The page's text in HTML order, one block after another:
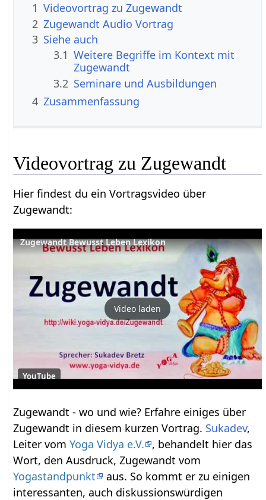
1
2
Zugewandt‏‎ Audio Vortrag
3 Siehe auch
3.1 Weitere Begriffe im Kontext mit
3.2 Seminare und Ausbildungen
4 Zusammenfassung
Hier findest du ein Vortragsvideo über
Zugewandt‏‎:
Zugewandt Bewusst Leben Lexikon
Video laden
YouTube
Zugewandt‏‎ - wo und wie? Erfahre einiges über
Zugewandt‏‎ in diesem kurzen Vortrag. Sukadev,
Leiter vomYoga Vidya e.V.
, behandelt hier das
Wort, den Ausdruck, Zugewandt‏‎ vom
Yogastandpunkt
aus. So kommt er zu einigen
interessanten, auch diskussionswürdigen